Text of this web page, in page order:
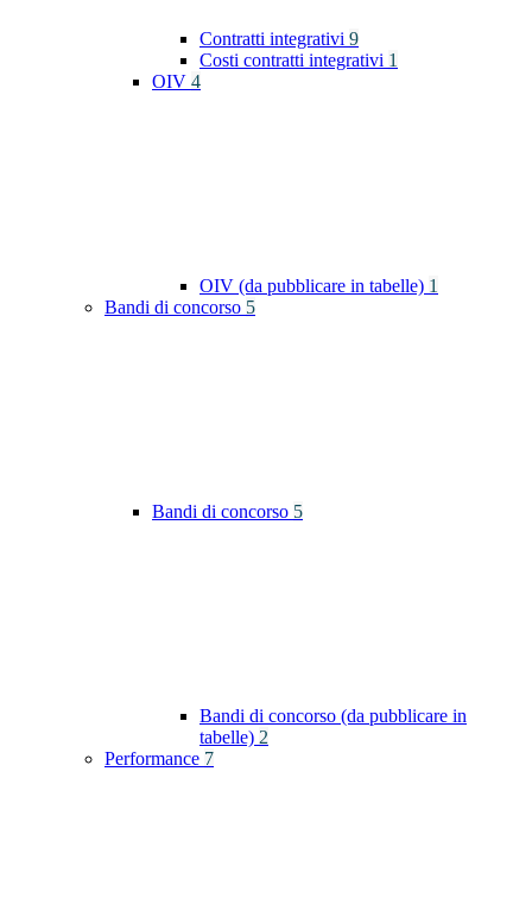
Contratti integrativi 9
Costi contratti integrativi 1
OIV 4
OIV (da pubblicare in tabelle) 1
Bandi di concorso 5
Bandi di concorso 5
Bandi di concorso (da pubblicare in
tabelle) 2
Performance 7